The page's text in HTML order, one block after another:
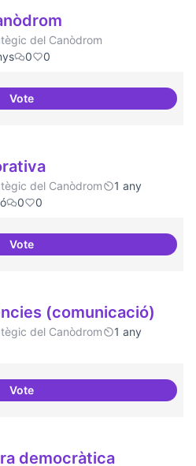
del Canòdrom
0 0
VoteArxiu digital al Canòdrom
del Canòdrom
1 any
0 0
VoteRelatoria col·laborativa
(comunicació)
del Canòdrom
1 any
VoteRecerca + residències
democràtica